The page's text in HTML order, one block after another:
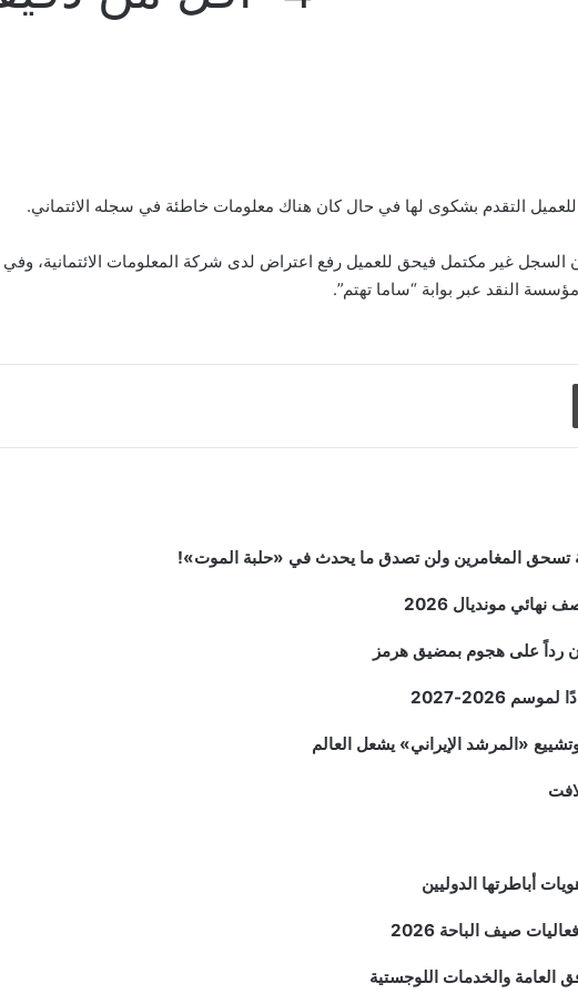
التقدم بشكوى لها في حال كان هناك معلومات خاطئة في سجله الائتماني.
غير مكتمل فيحق للعميل رفع اعتراض لدى شركة المعلومات الائتمانية،
النقد عبر بوابة “ساما تهتم”.
طباعة
نهائي مونديال 2026
رداً على هجوم بمضيق هرمز
2026-2027
أباطرتها الدوليين
صيف الباحة 2026
العامة والخدمات اللوجستية